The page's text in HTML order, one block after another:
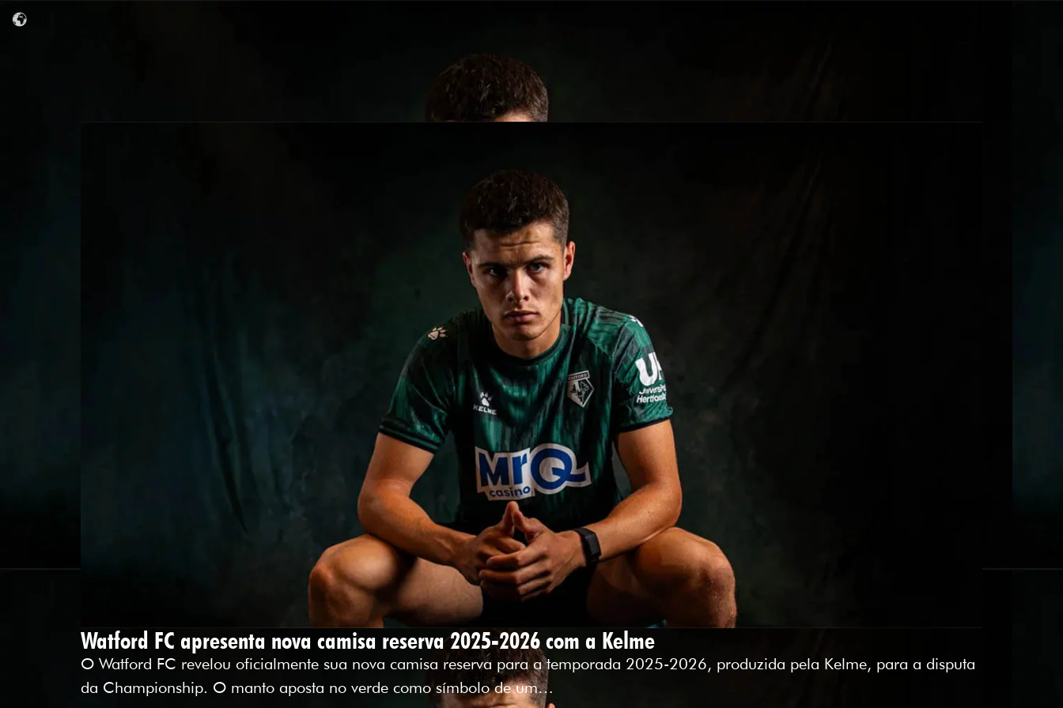
Watford FC apresenta nova camisa reserva 2025-2026 com a Kelme
O Watford FC revelou oficialmente sua nova camisa reserva para a temporada 2025-2026, produzida pela Kelme, para a disputa
da Championship. O manto aposta no verde como símbolo de um…